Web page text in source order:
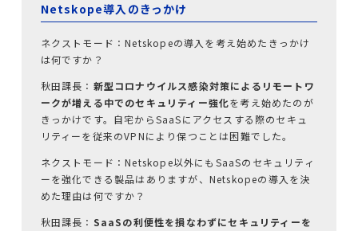
Netskope導入のきっかけ
ネクストモード：Netskopeの導入を考え始めたきっかけ
は何ですか？
秋田課長： 新型コロナウイルス感染対策によるリモートワ
ークが増える中でのセキュリティー強化を考え始めたのが
きっかけです。自宅からSaaSにアクセスする際のセキュ
リティーを従来のVPNにより保つことは困難でした。
ネクストモード：Netskope以外にもSaaSのセキュリティ
ーを強化できる製品はありますが、Netskopeの導入を決
めた理由は何ですか？
秋田課長： SaaSの利便性を損なわずにセキュリティーを